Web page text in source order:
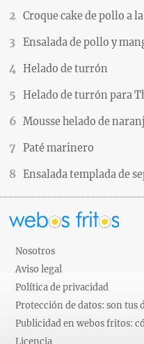
Croque cake de pollo a
Ensalada de pollo y
Helado de turrón
Helado de turrón para
Mousse helado de
Paté marinero
Ensalada templada de
Nosotros
Aviso legal
Política de privacidad
Protección de datos: son tus
Publicidad en webos fritos:
Licencia